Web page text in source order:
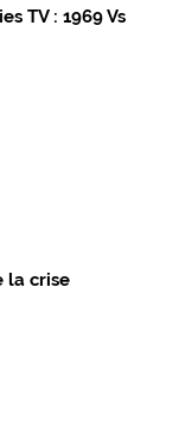
TV : 1969 Vs
la crise